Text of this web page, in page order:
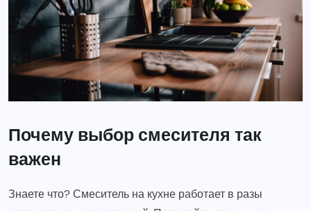
Почему выбор смесителя так
важен
Знаете что? Смеситель на кухне работает в разы